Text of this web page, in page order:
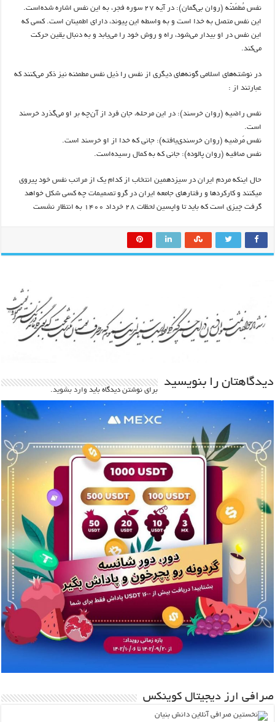
نفس مُطمَئنّه (روان بی‌گمان): در آیه ۲۷ سوره فجر، به این نفس اشاره شده‌است.
این نفس متصل به خدا است و به واسطه این پیوند، دارای اطمینان است. کسی که
این نفس در او بیدار می‌شود، راه و روش خود را می‌یابد و به دنبال یقین حرکت
می‌کند.
در نوشته‌های اسلامی گونه‌های دیگری از نفس را ذیل نفس مطمئنه نیز ذکر می‌کنند که
عبارتند از :
نفس راضیه (روان خرسند): در این مرحله، جان فرد از آن‌چه بر او می‌گذرد خرسند
است.
نفس مَرضیه (روان خرسندی‌یافته): جانی که خدا از او خرسند است.
نفس صافیه (روان پالوده): جانی که به کمال رسیده‌است.
حال اینکه مردم ایران در سیزدهمین انتخاب از کدام یک از مراتب نفس خود پیروی
میکنند و کارکردها و رفتارهای جامعه ایران در گرو تصمیمات چه کسی شکل خواهد
گرفت چیزی است که باید تا واپسین لحظات ۲۸ خرداد ۱۴۰۰ به انتظار نشست
دیدگاهتان را بنویسید
برای نوشتن دیدگاه باید وارد بشوید.
صرافی ارز دیجیتال کوینکس